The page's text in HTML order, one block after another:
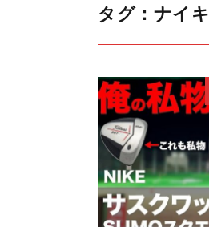
タグ：ナイキ